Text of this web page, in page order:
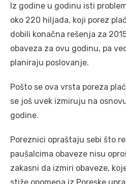
Iz godine u godinu isti
oko 220 hiljada, koji porez
dobili konačna rešenja za
obaveza za ovu godinu, pa
planiraju poslovanje.
Pošto se ova vrsta poreza
se još uvek izmiruju na
godine.
Poreznici opraštaju sebi što
paušalcima obaveze nisu
zakasni da izmiri obaveze,